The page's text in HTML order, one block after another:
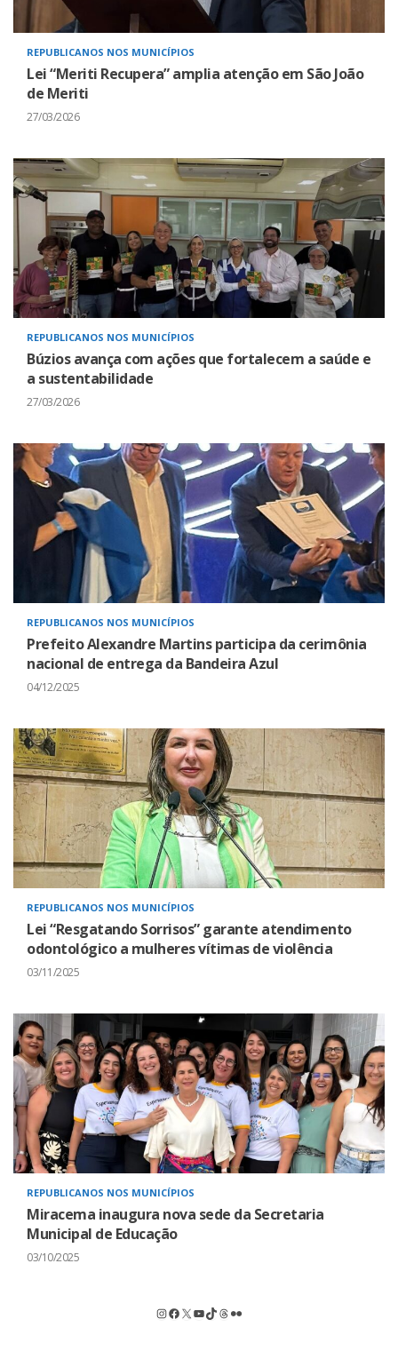
REPUBLICANOS NOS MUNICÍPIOS
Lei “Meriti Recupera” amplia atenção em São João
de Meriti
27/03/2026
REPUBLICANOS NOS MUNICÍPIOS
Búzios avança com ações que fortalecem a saúde e
a sustentabilidade
27/03/2026
REPUBLICANOS NOS MUNICÍPIOS
Prefeito Alexandre Martins participa da cerimônia
nacional de entrega da Bandeira Azul
04/12/2025
REPUBLICANOS NOS MUNICÍPIOS
Lei “Resgatando Sorrisos” garante atendimento
odontológico a mulheres vítimas de violência
03/11/2025
REPUBLICANOS NOS MUNICÍPIOS
Miracema inaugura nova sede da Secretaria
Municipal de Educação
03/10/2025
Instagram
Facebook
X Youtube
TikTok
Threads
Flickr